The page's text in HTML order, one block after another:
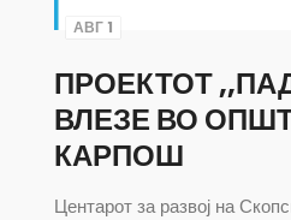
АВГ 1
ПРОЕКТОТ
ВЛЕЗЕ ВО
КАРПОШ
Центарот за развој на